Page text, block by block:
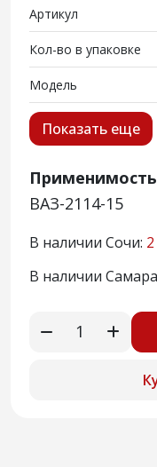
Артикул
Кол-во в упаковке
Модель
Показать еще
Применимость
ВАЗ-2114-15
В наличии Сочи:
В наличии